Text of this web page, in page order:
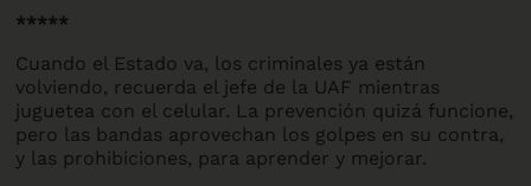
*****
Cuando el Estado va, los criminales ya están
volviendo, recuerda el jefe de la UAF mientras
juguetea con el celular. La prevención quizá funcione,
pero las bandas aprovechan los golpes en su contra,
y las prohibiciones, para aprender y mejorar.